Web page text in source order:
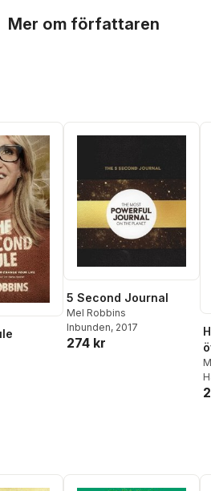
Mer om författaren
5 Second Journal
Mel Robbins
Inbunden, 2017
274 kr